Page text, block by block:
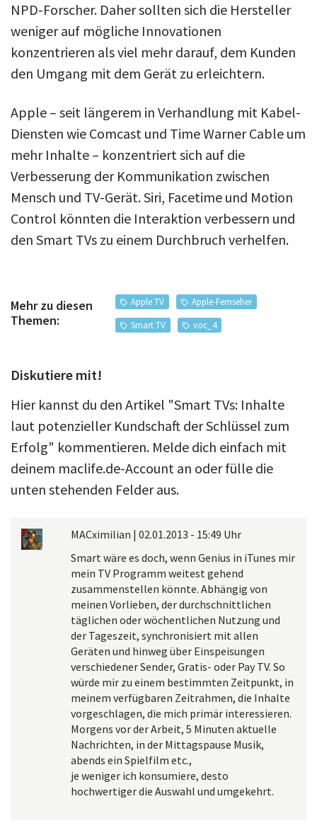
NPD-Forscher. Daher sollten sich die Hersteller
weniger auf mögliche Innovationen
konzentrieren als viel mehr darauf, dem Kunden
den Umgang mit dem Gerät zu erleichtern.
Apple – seit längerem in Verhandlung mit Kabel-
Diensten wie Comcast und Time Warner Cable um
mehr Inhalte – konzentriert sich auf die
Verbesserung der Kommunikation zwischen
Mensch und TV-Gerät. Siri, Facetime und Motion
Control könnten die Interaktion verbessern und
den Smart TVs zu einem Durchbruch verhelfen.
Mehr zu diesen
Themen:
Apple TV
Apple-Fernseher
Smart TV
voc_4
Diskutiere mit!
Hier kannst du den Artikel "Smart TVs: Inhalte
laut potenzieller Kundschaft der Schlüssel zum
Erfolg" kommentieren. Melde dich einfach mit
deinem maclife.de-Account an oder fülle die
unten stehenden Felder aus.
MACximilian | 02.01.2013 - 15:49 Uhr
Smart wäre es doch, wenn Genius in iTunes mir
mein TV Programm weitest gehend
zusammenstellen könnte. Abhängig von
meinen Vorlieben, der durchschnittlichen
täglichen oder wöchentlichen Nutzung und
der Tageszeit, synchronisiert mit allen
Geräten und hinweg über Einspeisungen
verschiedener Sender, Gratis- oder Pay TV. So
würde mir zu einem bestimmten Zeitpunkt, in
meinem verfügbaren Zeitrahmen, die Inhalte
vorgeschlagen, die mich primär interessieren.
Morgens vor der Arbeit, 5 Minuten aktuelle
Nachrichten, in der Mittagspause Musik,
abends ein Spielfilm etc.,
je weniger ich konsumiere, desto
hochwertiger die Auswahl und umgekehrt.